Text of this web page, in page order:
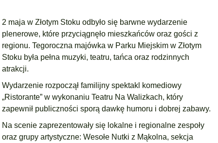
2 maja w Złotym Stoku odbyło się barwne wydarzenie
plenerowe, które przyciągnęło mieszkańców oraz gości z
regionu. Tegoroczna majówka w Parku Miejskim w Złotym
Stoku była pełna muzyki, teatru, tańca oraz rodzinnych
atrakcji.
Wydarzenie rozpoczął familijny spektakl komediowy
„Ristorante” w wykonaniu Teatru Na Walizkach, który
zapewnił publiczności sporą dawkę humoru i dobrej zabawy.
Na scenie zaprezentowały się lokalne i regionalne zespoły
oraz grupy artystyczne: Wesołe Nutki z Mąkolna, sekcja